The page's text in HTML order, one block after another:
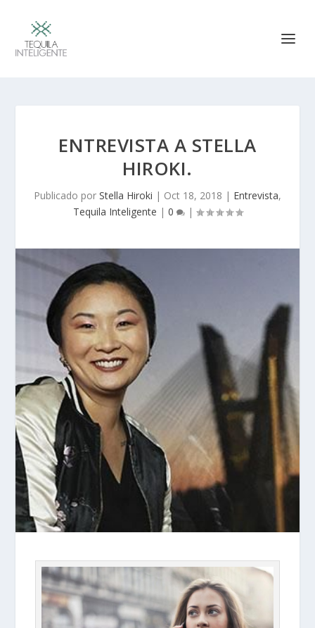
ENTREVISTA A STELLA
HIROKI.
Publicado por Stella Hiroki | Oct 18, 2018 | Entrevista,
Tequila Inteligente | 0 |